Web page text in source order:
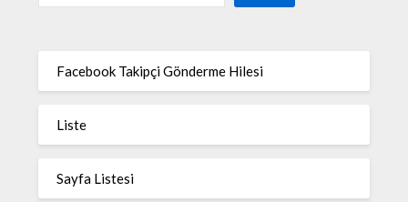
Facebook Takipçi Gönderme Hilesi
Liste
Sayfa Listesi